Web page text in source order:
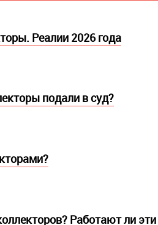
Реалии 2026 года
подали в суд?
Работают ли эти